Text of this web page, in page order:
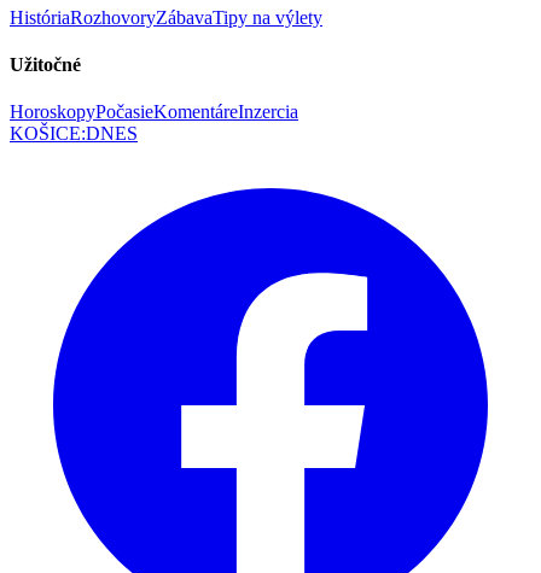
HistóriaRozhovoryZábavaTipy na výlety
Užitočné
HoroskopyPočasieKomentáreInzercia
KOŠICE:DNES